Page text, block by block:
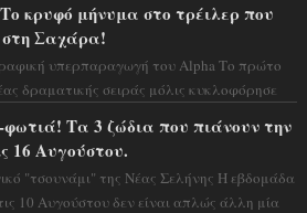
κρυφό μήνυμα στο τρέιλερ που
στη Σαχάρα!
υπερπαραγωγή του Alpha Το πρώτο
δραματικής σειράς μόλις κυκλοφόρησε
Τα 3 ζώδια που πιάνουν την
16 Αυγούστου.
"τσουνάμι" της Νέας Σελήνης Η εβδομάδα
10 Αυγούστου δεν είναι απλώς άλλη μία